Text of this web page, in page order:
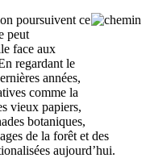
poursuivent ce
peut
face aux
regardant le
années,
comme la
vieux papiers,
botaniques,
de la forêt et des
aujourd’hui.